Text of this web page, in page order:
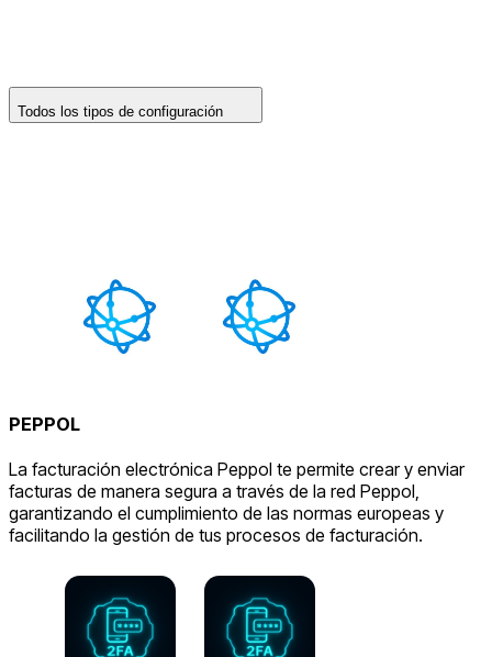
Todos los tipos de configuración
PEPPOL
La facturación electrónica Peppol te permite crear y enviar
facturas de manera segura a través de la red Peppol,
garantizando el cumplimiento de las normas europeas y
facilitando la gestión de tus procesos de facturación.